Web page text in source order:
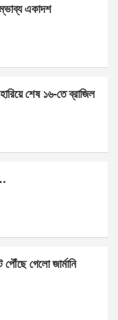
একাদশ
শেষ ১৬-তে ব্রাজিল
গেলো জার্মানি